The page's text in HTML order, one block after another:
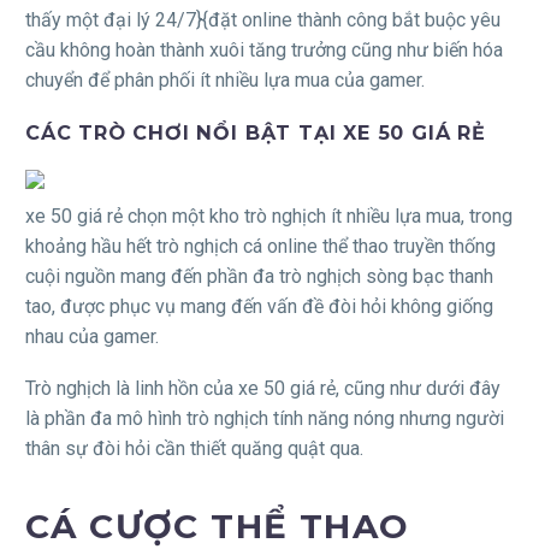
thấy một đại lý 24/7}{đặt online thành công bắt buộc yêu
cầu không hoàn thành xuôi tăng trưởng cũng như biến hóa
chuyển để phân phối ít nhiều lựa mua của gamer.
CÁC TRÒ CHƠI NỔI BẬT TẠI XE 50 GIÁ RẺ
xe 50 giá rẻ chọn một kho trò nghịch ít nhiều lựa mua, trong
khoảng hầu hết trò nghịch cá online thể thao truyền thống
cuội nguồn mang đến phần đa trò nghịch sòng bạc thanh
tao, được phục vụ mang đến vấn đề đòi hỏi không giống
nhau của gamer.
Trò nghịch là linh hồn của xe 50 giá rẻ, cũng như dưới đây
là phần đa mô hình trò nghịch tính năng nóng nhưng người
thân sự đòi hỏi cần thiết quăng quật qua.
CÁ CƯỢC THỂ THAO